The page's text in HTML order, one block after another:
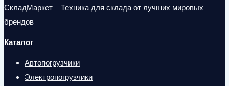
СкладМаркет – Техника для склада от лучших мировых
брендов
Каталог
Автопогрузчики
Электропогрузчики